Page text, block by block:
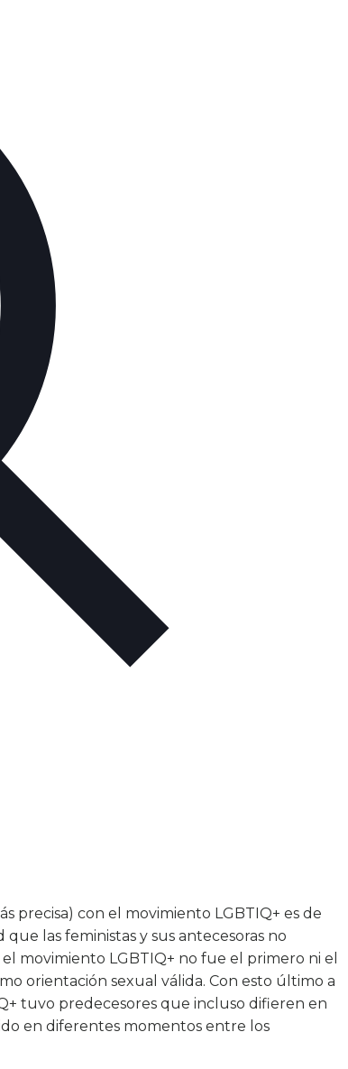
precisa) con el movimiento LGBTIQ+ es de
las feministas y sus antecesoras no
movimiento LGBTIQ+ no fue el primero ni el
orientación sexual válida. Con esto último a
tuvo predecesores que incluso difieren en
en diferentes momentos entre los